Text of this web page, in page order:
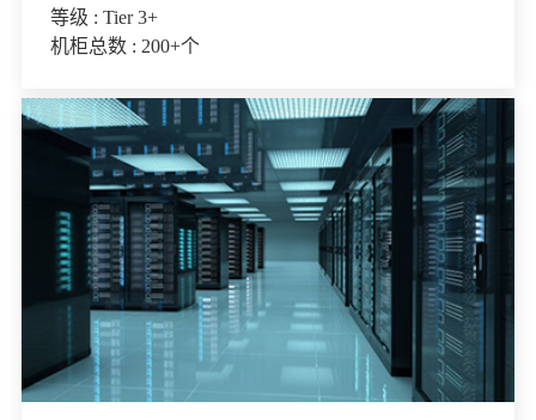
等级 : Tier 3+
机柜总数 : 200+个